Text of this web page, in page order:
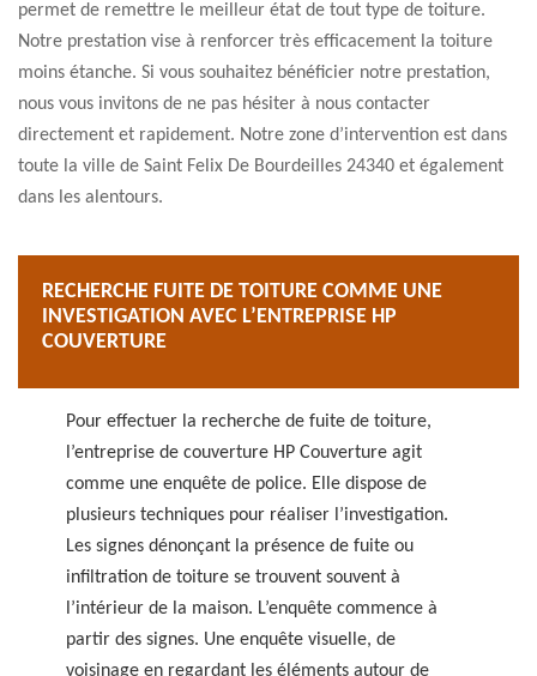
permet de remettre le meilleur état de tout type de toiture.
Notre prestation vise à renforcer très efficacement la toiture
moins étanche. Si vous souhaitez bénéficier notre prestation,
nous vous invitons de ne pas hésiter à nous contacter
directement et rapidement. Notre zone d’intervention est dans
toute la ville de Saint Felix De Bourdeilles 24340 et également
dans les alentours.
RECHERCHE FUITE DE TOITURE COMME UNE
INVESTIGATION AVEC L’ENTREPRISE HP
COUVERTURE
Pour effectuer la recherche de fuite de toiture,
l’entreprise de couverture HP Couverture agit
comme une enquête de police. Elle dispose de
plusieurs techniques pour réaliser l’investigation.
Les signes dénonçant la présence de fuite ou
infiltration de toiture se trouvent souvent à
l’intérieur de la maison. L’enquête commence à
partir des signes. Une enquête visuelle, de
voisinage en regardant les éléments autour de